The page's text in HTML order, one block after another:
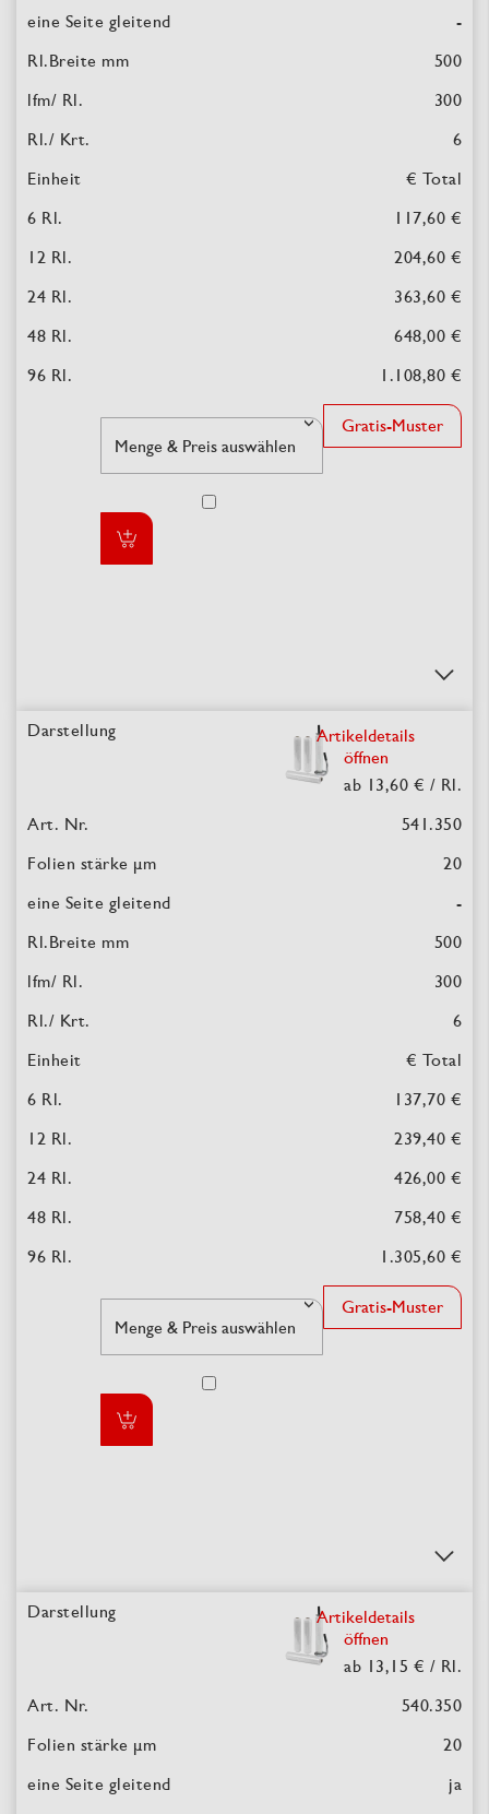
-
500
300
6
€ Total
117,60 €
204,60 €
363,60 €
648,00 €
1.108,80 €
Gratis-Muster
Artikeldetails
öffnen
ab 13,60 € / Rl.
541.350
20
-
500
300
6
€ Total
137,70 €
239,40 €
426,00 €
758,40 €
1.305,60 €
Gratis-Muster
Artikeldetails
öffnen
ab 13,15 € / Rl.
540.350
20
ja